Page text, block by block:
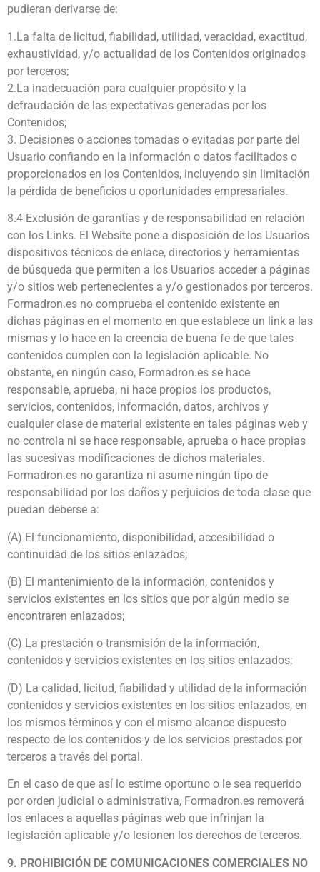
pudieran derivarse de:
1.La falta de licitud, fiabilidad, utilidad, veracidad, exactitud,
exhaustividad, y/o actualidad de los Contenidos originados
por terceros;
2.La inadecuación para cualquier propósito y la
defraudación de las expectativas generadas por los
Contenidos;
3. Decisiones o acciones tomadas o evitadas por parte del
Usuario confiando en la información o datos facilitados o
proporcionados en los Contenidos, incluyendo sin limitación
la pérdida de beneficios u oportunidades empresariales.
8.4 Exclusión de garantías y de responsabilidad en relación
con los Links. El Website pone a disposición de los Usuarios
dispositivos técnicos de enlace, directorios y herramientas
de búsqueda que permiten a los Usuarios acceder a páginas
y/o sitios web pertenecientes a y/o gestionados por terceros.
Formadron.es no comprueba el contenido existente en
dichas páginas en el momento en que establece un link a las
mismas y lo hace en la creencia de buena fe de que tales
contenidos cumplen con la legislación aplicable. No
obstante, en ningún caso, Formadron.es se hace
responsable, aprueba, ni hace propios los productos,
servicios, contenidos, información, datos, archivos y
cualquier clase de material existente en tales páginas web y
no controla ni se hace responsable, aprueba o hace propias
las sucesivas modificaciones de dichos materiales.
Formadron.es no garantiza ni asume ningún tipo de
responsabilidad por los daños y perjuicios de toda clase que
puedan deberse a:
(A) El funcionamiento, disponibilidad, accesibilidad o
continuidad de los sitios enlazados;
(B) El mantenimiento de la información, contenidos y
servicios existentes en los sitios que por algún medio se
encontraren enlazados;
(C) La prestación o transmisión de la información,
contenidos y servicios existentes en los sitios enlazados;
(D) La calidad, licitud, fiabilidad y utilidad de la información
contenidos y servicios existentes en los sitios enlazados, en
los mismos términos y con el mismo alcance dispuesto
respecto de los contenidos y de los servicios prestados por
terceros a través del portal.
En el caso de que así lo estime oportuno o le sea requerido
por orden judicial o administrativa, Formadron.es removerá
los enlaces a aquellas páginas web que infrinjan la
legislación aplicable y/o lesionen los derechos de terceros.
9. PROHIBICIÓN DE COMUNICACIONES COMERCIALES NO